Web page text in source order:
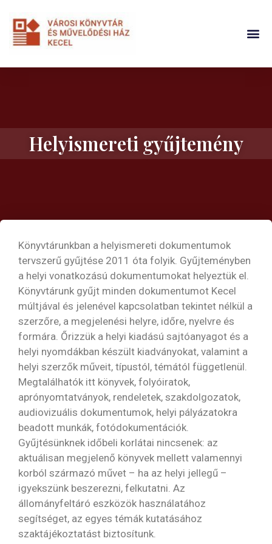
Helyismereti gyűjtemény
Könyvtárunkban a helyismereti dokumentumok
tervszerű gyűjtése 2011 óta folyik. Gyűjteményben
a helyi vonatkozású dokumentumokat helyeztük el.
Könyvtárunk gyűjt minden dokumentumot Kecel
múltjával és jelenével kapcsolatban tekintet nélkül a
szerzőre, a megjelenési helyre, időre, nyelvre és
formára. Őrizzük a helyi kiadású sajtóanyagot és a
helyi nyomdákban készült kiadványokat, valamint a
helyi szerzők műveit, típustól, témától függetlenül.
Megtalálhatók itt könyvek, folyóiratok,
aprónyomtatványok, rendeletek, szakdolgozatok,
audiovizuális dokumentumok, helyi pályázatokra
beadott munkák, fotódokumentációk.
Gyűjtésünknek időbeli korlátai nincsenek: az
aktuálisan megjelenő könyvek mellett valamennyi
korból származó művet – ha az helyi jellegű –
igyekszünk beszerezni, felkutatni. Az
állományfeltáró eszközök használatához
segítséget, az egyes témák kutatásához
szaktájékoztatást biztosítunk.